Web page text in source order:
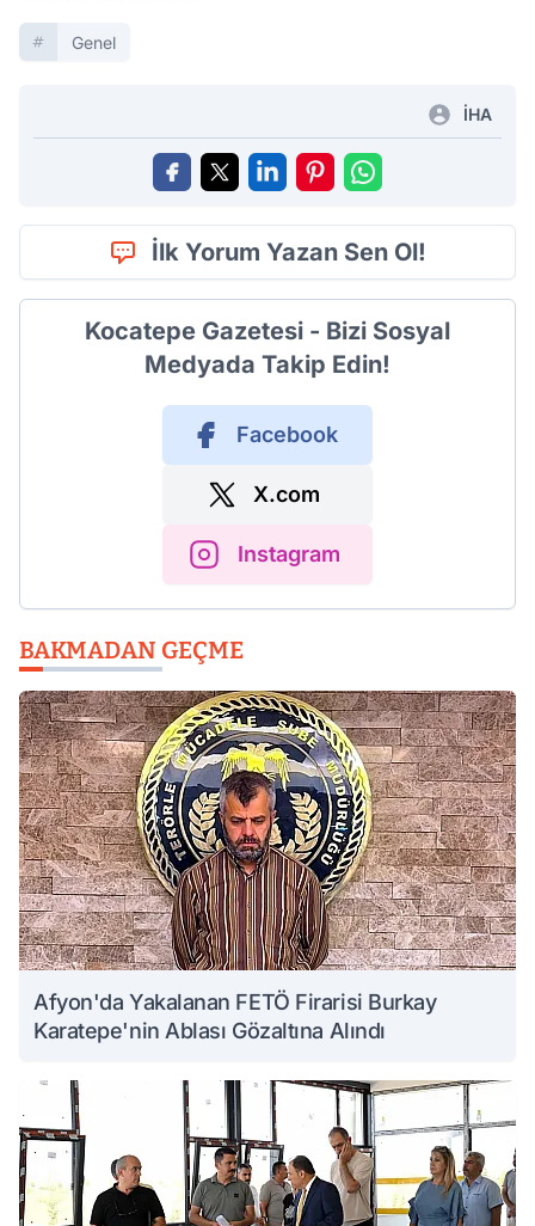
Genel
İHA
İlk Yorum Yazan Sen Ol!
Kocatepe Gazetesi - Bizi Sosyal
Medyada Takip Edin!
Facebook
X.com
Instagram
BAKMADAN GEÇME
Afyon'da Yakalanan FETÖ Firarisi Burkay
Karatepe'nin Ablası Gözaltına Alındı